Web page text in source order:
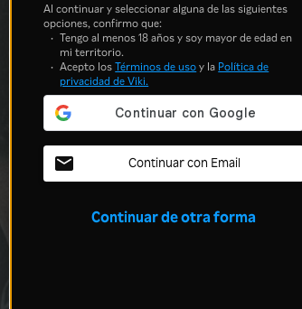
Al continuar y seleccionar alguna de las siguientes
opciones, confirmo que:
Tengo al menos 18 años y soy mayor de edad en
mi territorio.
Acepto losTérminos de usoy la Política de
privacidad de Viki.
Continuar con Email
Continuar de otra forma